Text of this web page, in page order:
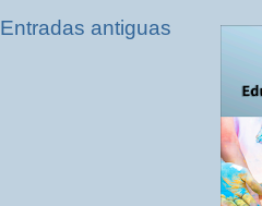
Entradas antiguas